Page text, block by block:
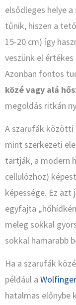
elsődleges helye
tűnik, hiszen a
15-20 cm) így
veszünk el
Azonban fontos
közé vagy alá
megoldás ritkán
A szarufák közötti
mint szerkezeti
tartják, a modern
cellulózhoz)
képessége. Ez
egyfajta
meleg sokkal
sokkal hamarabb
Ha a szarufák
például a
hatalmas előnybe